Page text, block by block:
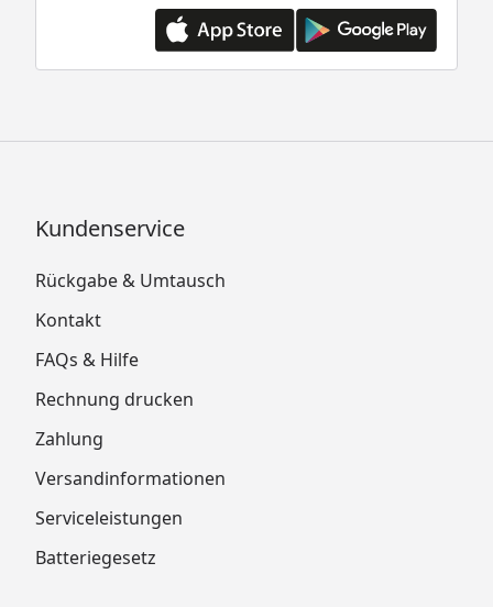
Kundenservice
Rückgabe & Umtausch
Kontakt
FAQs & Hilfe
Rechnung drucken
Zahlung
Versandinformationen
Serviceleistungen
Batteriegesetz